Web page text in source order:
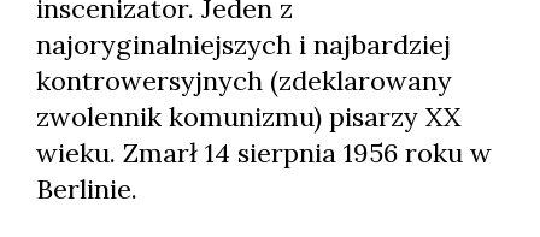
inscenizator. Jeden z
najoryginalniejszych i najbardziej
kontrowersyjnych (zdeklarowany
zwolennik komunizmu) pisarzy XX
wieku. Zmarł 14 sierpnia 1956 roku w
Berlinie.